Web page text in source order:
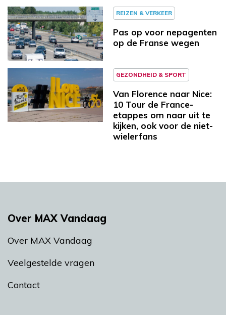
REIZEN & VERKEER
Pas op voor nepagenten
op de Franse wegen
GEZONDHEID & SPORT
Van Florence naar Nice:
10 Tour de France-
etappes om naar uit te
kijken, ook voor de niet-
wielerfans
Over MAX Vandaag
Over MAX Vandaag
Veelgestelde vragen
Contact